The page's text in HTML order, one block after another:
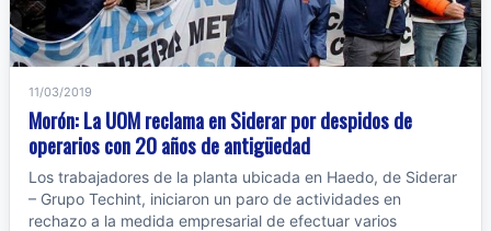
11/03/2019
Morón: La UOM reclama en Siderar por despidos de
operarios con 20 años de antigüedad
Los trabajadores de la planta ubicada en Haedo, de Siderar
– Grupo Techint, iniciaron un paro de actividades en
rechazo a la medida empresarial de efectuar varios